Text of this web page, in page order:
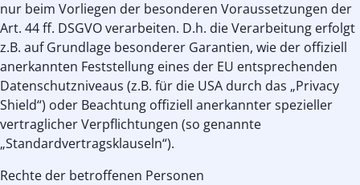
nur beim Vorliegen der besonderen Voraussetzungen der
Art. 44 ff. DSGVO verarbeiten. D.h. die Verarbeitung erfolgt
z.B. auf Grundlage besonderer Garantien, wie der offiziell
anerkannten Feststellung eines der EU entsprechenden
Datenschutzniveaus (z.B. für die USA durch das „Privacy
Shield“) oder Beachtung offiziell anerkannter spezieller
vertraglicher Verpflichtungen (so genannte
„Standardvertragsklauseln“).
Rechte der betroffenen Personen